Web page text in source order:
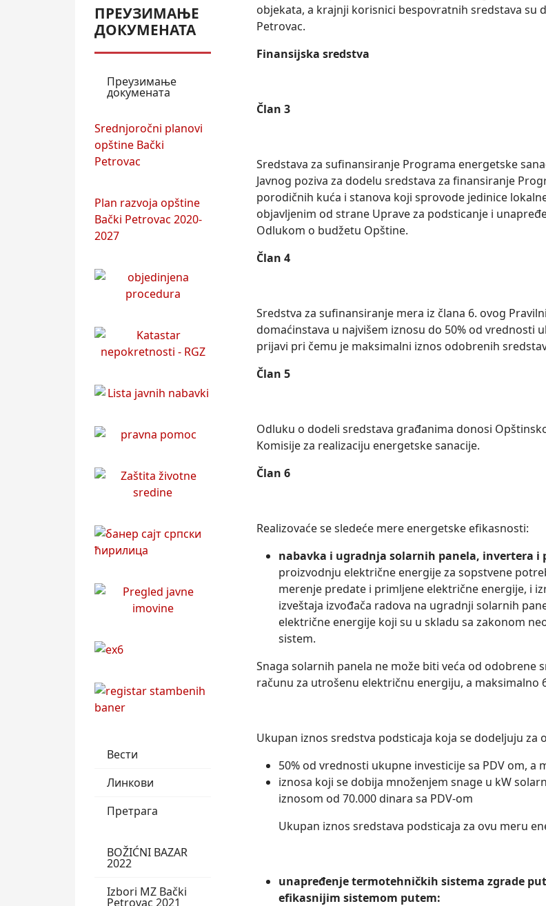
ПРЕУЗИМАЊЕ
ДОКУМЕНАТА
Преузимање
докумената
Srednjoročni planovi
opštine Bački
Petrovac
Plan razvoja opštine
Bački Petrovac 2020-
2027
Вести
Линкови
Претрага
BOŽIĆNI BAZAR
2022
Izbori MZ Bački
Petrovac 2021
objekata, a krajnji korisnici bespovratnih sredstava su
Petrovac.
Finansijska sredstva
Član 3
Sredstava za sufinansiranje Programa energetske
Javnog poziva za dodelu sredstava za finansiranje
porodičnih kuća i stanova koji sprovode jedinice
objavlјenim od strane Uprave za podsticanje i
Odlukom o budžetu Opštine.
Član 4
Sredstva za sufinansiranje mera iz člana 6. ovog
domaćinstava u najvišem iznosu do 50% od vrednosti
prijavi pri čemu je maksimalni iznos odobrenih
Član 5
Odluku o dodeli sredstava građanima donosi
Komisije za realizaciju energetske sanacije.
Član 6
Realizovaće se sledeće mere energetske efikasnosti:
nabavka i ugradnja solarnih panela, invertera i
proizvodnju električne energije za sopstvene
merenje predate i primlјene električne energije, i
izveštaja izvođača radova na ugradnji solarnih
električne energije koji su u skladu sa zakonom
sistem.
Snaga solarnih panela ne može biti veća od odobrene
računu za utrošenu električnu energiju, a maksimalno
Ukupan iznos sredstva podsticaja koja se dodelјuju za
50% od vrednosti ukupne investicije sa PDV om, a
iznosa koji se dobija množenjem snage u kW
iznosom od 70.000 dinara sa PDV-om
Ukupan iznos sredstava podsticaja za ovu meru
unapređenje termotehničkih sistema zgrade
efikasnijim sistemom putem: